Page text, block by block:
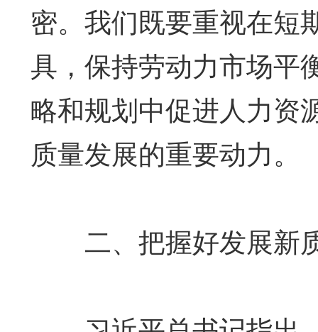
密。我们既要重视在短
具，保持劳动力市场平
略和规划中促进人力资
质量发展的重要动力。
二、把握好发展新